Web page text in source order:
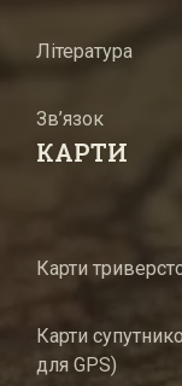
Література
Зв’язок
КАРТИ
Карти
Карти
для GPS)